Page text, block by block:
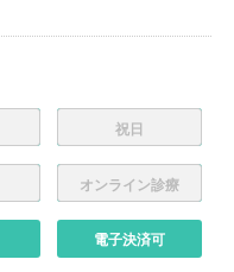
祝日
オンライン診療
電子決済可